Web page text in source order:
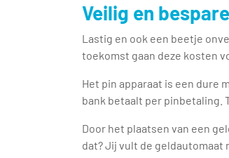
Veilig en
Lastig en ook een beetje
toekomst gaan deze kosten
Het pin apparaat is een dure
bank betaalt per pinbetaling.
Door het plaatsen van een
dat? Jij vult de geldautomaat